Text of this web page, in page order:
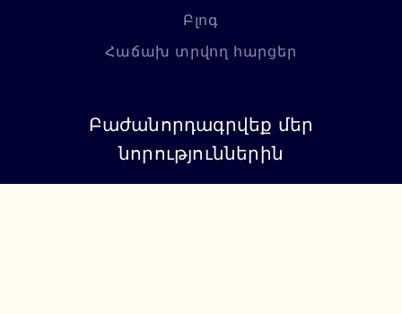
Բլոգ
Հաճախ տրվող հարցեր
Բաժանորդագրվեք մեր
նորություններին